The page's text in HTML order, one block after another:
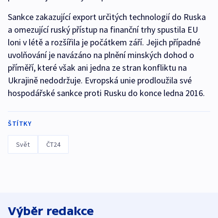
Sankce zakazující export určitých technologií do Ruska
a omezující ruský přístup na finanční trhy spustila EU
loni v létě a rozšířila je počátkem září. Jejich případné
uvolňování je navázáno na plnění minských dohod o
příměří, které však ani jedna ze stran konfliktu na
Ukrajině nedodržuje. Evropská unie prodloužila své
hospodářské sankce proti Rusku do konce ledna 2016.
ŠTÍTKY
Svět ČT24
Výběr redakce